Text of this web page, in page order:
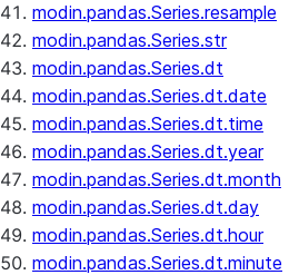
modin.pandas.Series.resample
modin.pandas.Series.str
modin.pandas.Series.dt
modin.pandas.Series.dt.date
modin.pandas.Series.dt.time
modin.pandas.Series.dt.year
modin.pandas.Series.dt.month
modin.pandas.Series.dt.day
modin.pandas.Series.dt.hour
modin.pandas.Series.dt.minute